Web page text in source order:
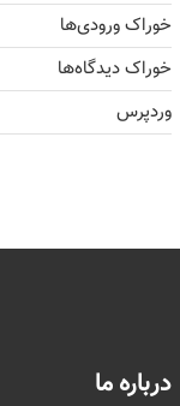
خوراک ورودی‌ها
خوراک دیدگاه‌ها
وردپرس
درباره ما